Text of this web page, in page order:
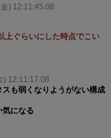
) 12:11:45.08
上ぐらいにした時点でこい
) 12:11:17.08
も弱くなりようがない構成
気になる